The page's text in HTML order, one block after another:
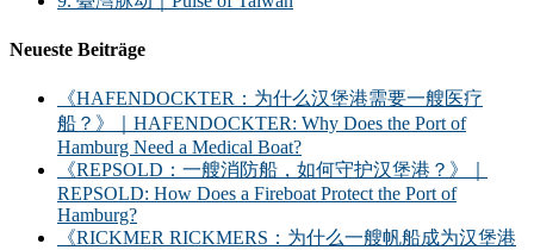
Neueste Beiträge
《HAFENDOCKTER：为什么汉堡港需要一艘医疗
船？》｜HAFENDOCKTER: Why Does the Port of
Hamburg Need a Medical Boat?
《REPSOLD：一艘消防船，如何守护汉堡港？》｜
REPSOLD: How Does a Fireboat Protect the Port of
Hamburg?
《RICKMER RICKMERS：为什么一艘帆船成为汉堡港